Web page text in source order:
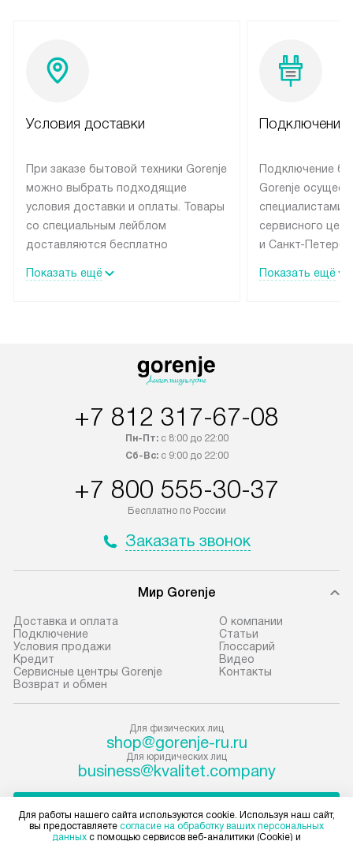
Условия доставки
При заказе бытовой техники Gorenje
можно выбрать подходящие
условия доставки и оплаты. Товары
со специальным лейблом
доставляются бесплатно
до подъезда, выезд за МКАД
в течение трех дней. Доставка
в Санкт-Петербург и другие
транспортную компанию. После
100% предоплаты наша компания
бесплатно доставляет заказ
транспортной компании в городе
Москва. Пожалуйста, уточняйте
оформлении заказа.
доставки доставит упакованный
прибор до подъезда. Если
требуется переместить прибор
до двери квартиры или до места
установки, пожалуйста,
предварительно согласуйте это
взимается дополнительная плата.
Учитывайте габариты прибора, если
они не позволяют пронести чего
службы не могут демонтировать
Показать ещё
Подключение
Подключение
Gorenje
специалистами
сервисного
и Санкт-
подключается
и канализации в
который можно
и
при
монтируется в
или на заранее
и краткая
коммуникаций,
Показать ещё
+7 812 317-67-08
Пн-Пт:с 8:00 до 22:00
Сб-Вс:с 9:00 до 22:00
+7 800 555-30-37
Бесплатно по России
Заказать звонок
Мир Gorenje
Доставка и оплата
Подключение
Условия продажи
Кредит
Сервисные центры Gorenje
Возврат и обмен
О компании
Cтатьи
Глоссарий
Видео
Контакты
Для физических лиц
shop@gorenje-ru.ru
Для юридических лиц
business@kvalitet.company
Для работы нашего сайта используются cookie. Используя наш сайт,
вы предоставляете согласие на обработку ваших персональных
данных с помощью сервисов веб-аналитики (Cookie) и